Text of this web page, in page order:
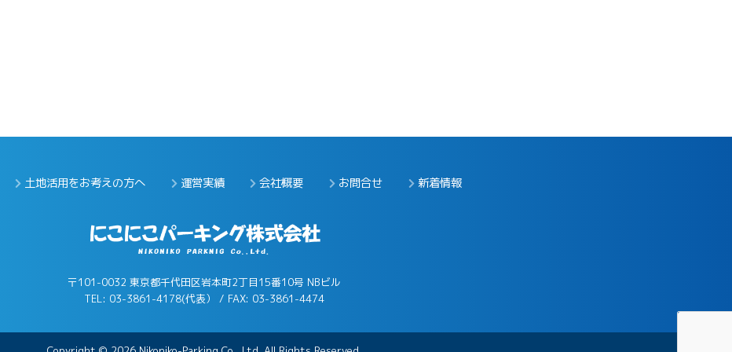
土地活用をお考えの方へ 運営実績 会社概要 お問合せ 新着情報
〒101-0032 東京都千代田区岩本町2丁目15番10号 NBビル
TEL: 03-3861-4178(代表） / FAX: 03-3861-4474